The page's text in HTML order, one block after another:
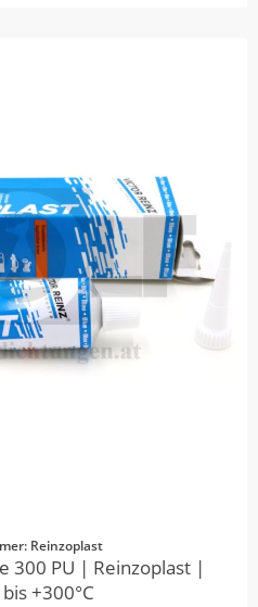
Reinzoplast
300 PU | Reinzoplast |
+300°C